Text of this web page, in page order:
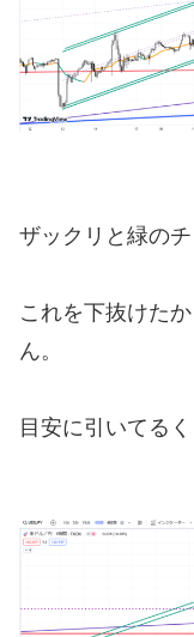
ザックリと緑の
これを下抜けた
ん。
目安に引いてる